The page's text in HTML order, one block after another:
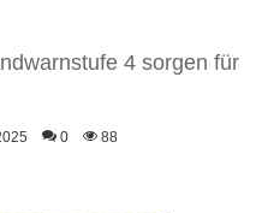
4 sorgen für
0 88